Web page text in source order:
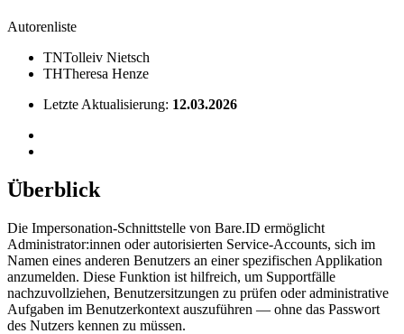
Autorenliste
TNTolleiv Nietsch
THTheresa Henze
Letzte Aktualisierung: 12.03.2026
Überblick
Die Impersonation-Schnittstelle von Bare.ID ermöglicht
Administrator:innen oder autorisierten Service-Accounts, sich im
Namen eines anderen Benutzers an einer spezifischen Applikation
anzumelden. Diese Funktion ist hilfreich, um Supportfälle
nachzuvollziehen, Benutzersitzungen zu prüfen oder administrative
Aufgaben im Benutzerkontext auszuführen — ohne das Passwort
des Nutzers kennen zu müssen.